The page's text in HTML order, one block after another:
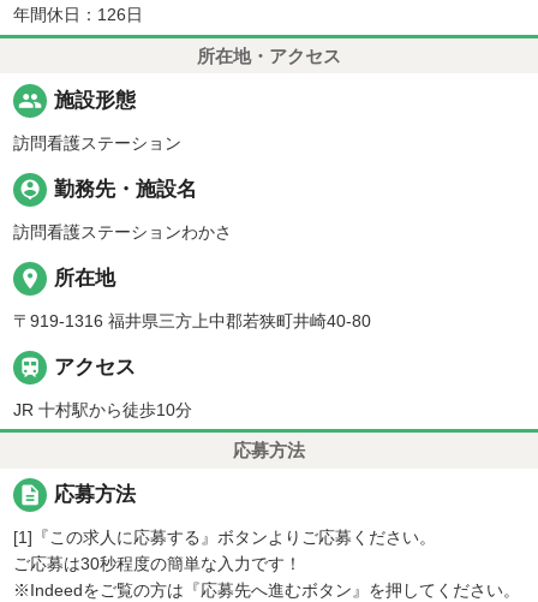
年間休日：126日
所在地・アクセス
people 施設形態
訪問看護ステーション
person_pin 勤務先・施設名
訪問看護ステーションわかさ
place 所在地
〒919-1316 福井県三方上中郡若狭町井崎40-80
 アクセス
JR 十村駅から徒歩10分
応募方法
description 応募方法
[1]『この求人に応募する』ボタンよりご応募ください。
ご応募は30秒程度の簡単な入力です！
※Indeedをご覧の方は『応募先へ進むボタン』を押してください。